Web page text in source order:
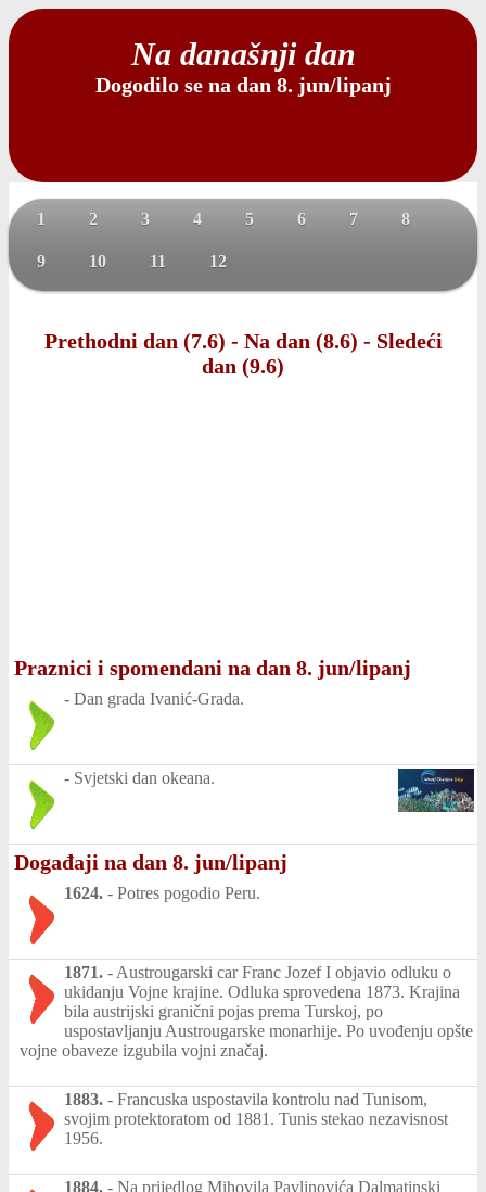
Na današnji dan
Dogodilo se na dan 8. jun/lipanj
1 2 3 4 5 6 7 8
9 10 11 12
Prethodni dan (7.6) - Na dan (8.6) - Sledeći
dan (9.6)
Praznici i spomendani na dan 8. jun/lipanj
- Dan grada Ivanić-Grada.
- Svjetski dan okeana.
Događaji na dan 8. jun/lipanj
1624. - Potres pogodio Peru.
1871. - Austrougarski car Franc Jozef I objavio odluku o
ukidanju Vojne krajine. Odluka sprovedena 1873. Krajina
bila austrijski granični pojas prema Turskoj, po
uspostavljanju Austrougarske monarhije. Po uvođenju opšte
vojne obaveze izgubila vojni značaj.
1883. - Francuska uspostavila kontrolu nad Tunisom,
svojim protektoratom od 1881. Tunis stekao nezavisnost
1956.
1884. - Na prijedlog Mihovila Pavlinovića Dalmatinski